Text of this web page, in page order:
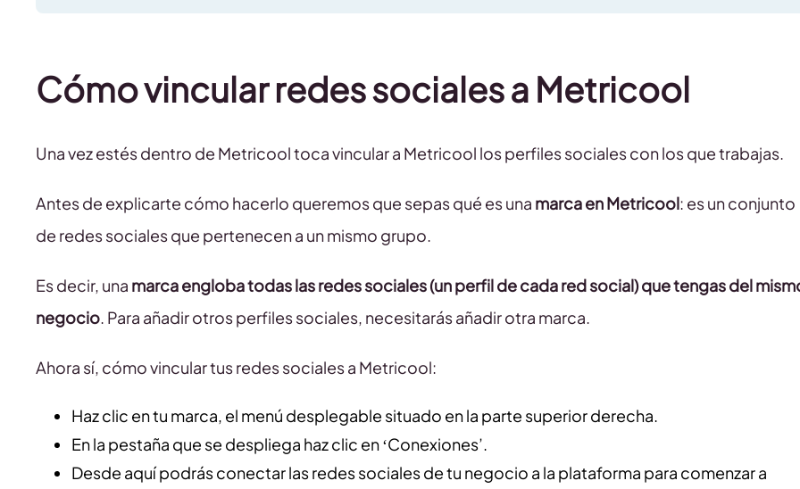
Cómo vincular redes sociales a Metricool
Una vez estés dentro de Metricool toca vincular a Metricool los perfiles sociales con los que trabajas.
Antes de explicarte cómo hacerlo queremos que sepas qué es una marca en Metricool: es un conjunto
de redes sociales que pertenecen a un mismo grupo.
Es decir, una marca engloba todas las redes sociales (un perfil de cada red social) que tengas del
negocio. Para añadir otros perfiles sociales, necesitarás añadir otra marca.
Ahora sí, cómo vincular tus redes sociales a Metricool:
Haz clic en tu marca, el menú desplegable situado en la parte superior derecha.
En la pestaña que se despliega haz clic en ‘Conexiones’.
Desde aquí podrás conectar las redes sociales de tu negocio a la plataforma para comenzar a